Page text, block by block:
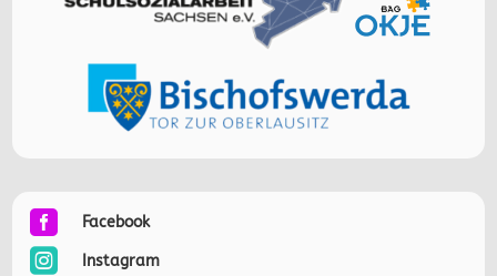
 Facebook
 Instagram